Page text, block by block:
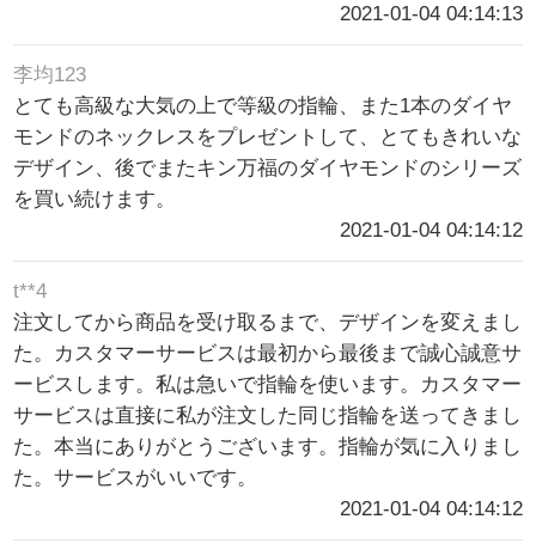
2021-01-04 04:14:13
李均123
とても高級な大気の上で等級の指輪、また1本のダイヤ
モンドのネックレスをプレゼントして、とてもきれいな
デザイン、後でまたキン万福のダイヤモンドのシリーズ
を買い続けます。
2021-01-04 04:14:12
t**4
注文してから商品を受け取るまで、デザインを変えまし
た。カスタマーサービスは最初から最後まで誠心誠意サ
ービスします。私は急いで指輪を使います。カスタマー
サービスは直接に私が注文した同じ指輪を送ってきまし
た。本当にありがとうございます。指輪が気に入りまし
た。サービスがいいです。
2021-01-04 04:14:12